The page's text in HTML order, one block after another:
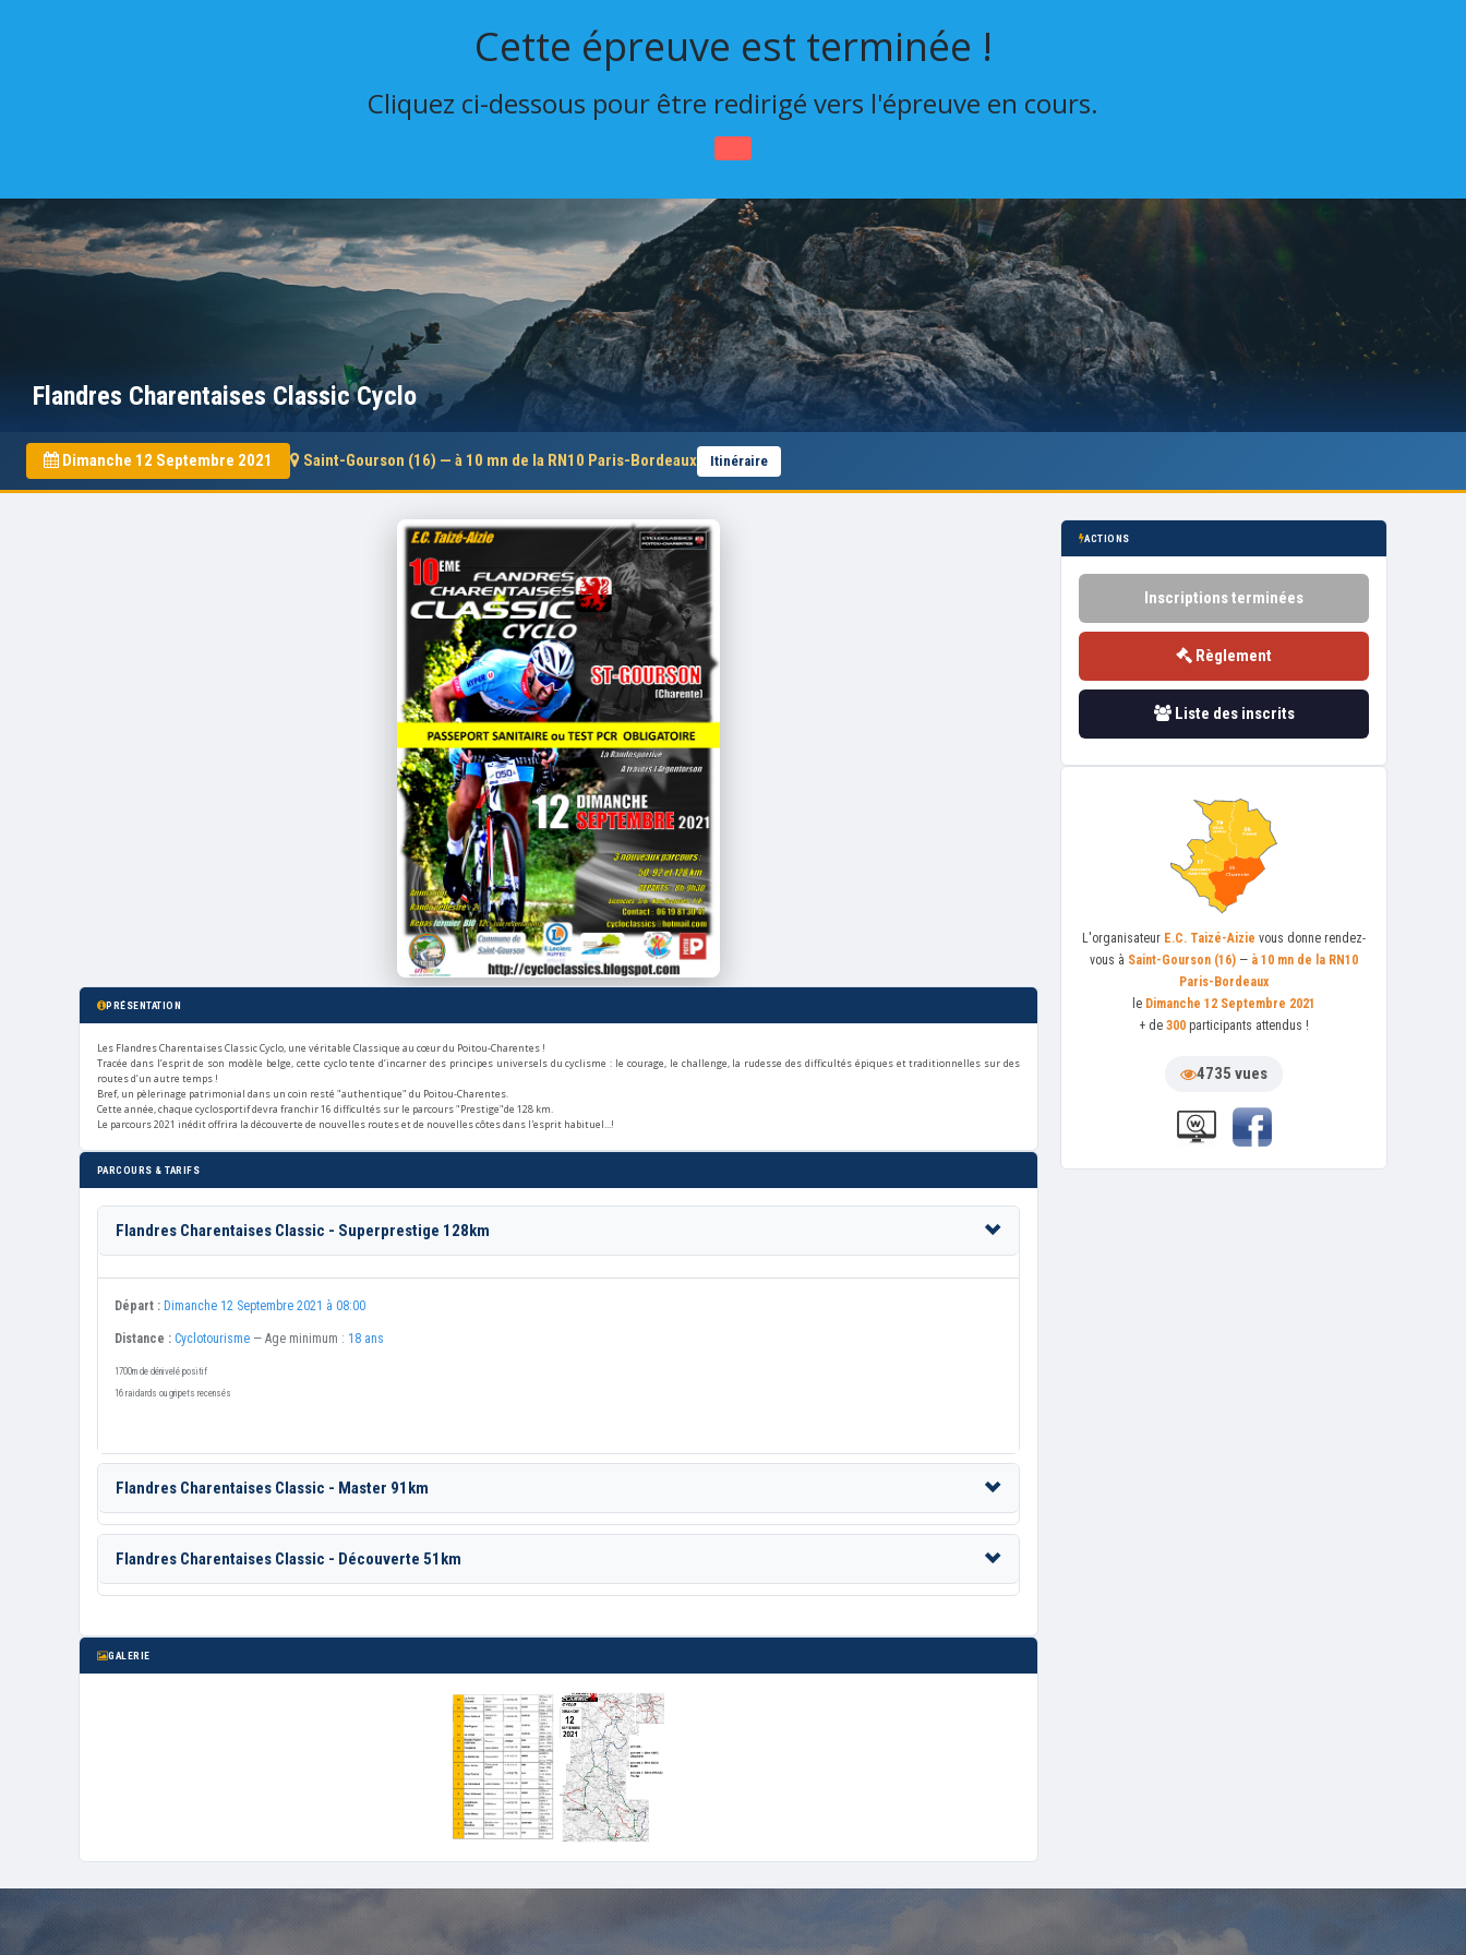
Cette épreuve est terminée !
Cliquez ci-dessous pour être redirigé vers l'épreuve en cours.
Flandres Charentaises Classic Cyclo
Dimanche 12 Septembre 2021 Saint-Gourson (16) — à 10 mn de la RN10 Paris-Bordeaux Itinéraire
PRÉSENTATION
Les Flandres Charentaises Classic Cyclo, une véritable Classique au cœur du Poitou-Charentes !
Tracée dans l’esprit de son modèle belge, cette cyclo tente d’incarner des principes universels du cyclisme : le courage, le challenge, la rudesse des difficultés épiques et traditionnelles sur des
routes d’un autre temps !
Bref, un pèlerinage patrimonial dans un coin resté "authentique" du Poitou-Charentes.
Cette année, chaque cyclosportif devra franchir 16 difficultés sur le parcours "Prestige"de 128 km.
Le parcours 2021 inédit offrira la découverte de nouvelles routes et de nouvelles côtes dans l'esprit habituel...!
PARCOURS & TARIFS
Flandres Charentaises Classic - Superprestige 128km
Départ : Dimanche 12 Septembre 2021 à 08:00
Distance : Cyclotourisme — Age minimum : 18 ans
1700m de dénivelé positif
16 raidards ou gripets recensés
Flandres Charentaises Classic - Master 91km
Flandres Charentaises Classic - Découverte 51km
GALERIE
ACTIONS
Inscriptions terminées
Règlement
Liste des inscrits
L'organisateur E.C. Taizé-Aizie vous donne rendez-
vous à Saint-Gourson (16) — à 10 mn de la RN10
Paris-Bordeaux
le Dimanche 12 Septembre 2021
+ de 300 participants attendus !
4735 vues